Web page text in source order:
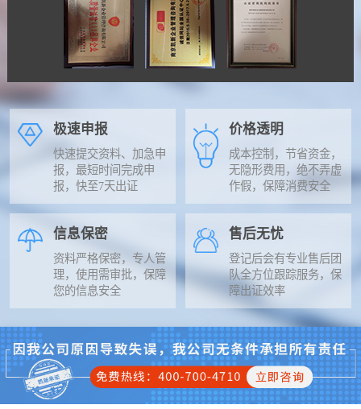
极速申报
快速提交资料、加急申
报，最短时间完成申
报，快至7天出证
价格透明
成本控制，节省资金，
无隐形费用，绝不弄虚
作假，保障消费安全
信息保密
资料严格保密，专人管
理，使用需审批，保障
您的信息安全
售后无忧
登记后会有专业售后团
队全方位跟踪服务，保
障出证效率